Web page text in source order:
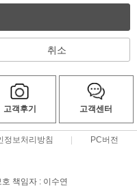
취소
고객후기 고객센터
정보처리방침 PC버전
책임자 : 이수연